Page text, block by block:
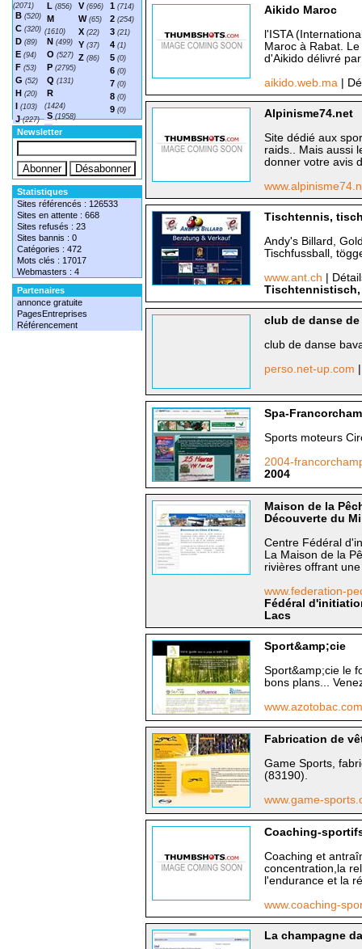
(2071)
B (520)
C (320)
D (89)
E (94)
F (53)
G (52)
H (20)
I (103)
J(227)
L (856)
M
(1610)
N (499)
O (527)
P (2795)
Q (131)
R
(1424)
S (1958)
T(1548)
V (696)
W (65)
X (22)
Y (37)
Z (86)
1 (714)
2 (254)
3 (21)
4 (1)
5 (0)
6 (0)
7 (0)
8 (0)
9 (0)
Newsletter
Statistiques
Sites référencés : 126533
Sites en attente : 668
Sites refusés : 23
Sites bannis : 0
Catégories : 472
Mots clés : 17017
Webmasters : 4
Partenaires
annonce gratuite
PagesEntreprises
Référencement
Aikido Maroc
l'ISTA
Maroc à Rabat.
d'Aikido délivré
aikido.web.ma
|
Alpinisme74.net
Site dédié aux
raids.. Mais aussi
donner votre avis
Tischtennis,
Andy's Billard,
Tischfussball,
www.ant.ch
|
Tischtennistisch,
club de danse de
club de danse
perso.net-up.com
Spa-
Sports moteurs
2004-
2004
Maison de la
Découverte du
Centre Fédéral
La Maison de la
rivières offrant
www.federation-
Fédéral
Lacs
Sport&amp;cie
Sport&amp;cie le
bons plans...
Fabrication de
Game Sports,
(83190).
www.game-
Coaching-
Coaching et
concentration,la
l'endurance et la
www.coaching-
La champagne